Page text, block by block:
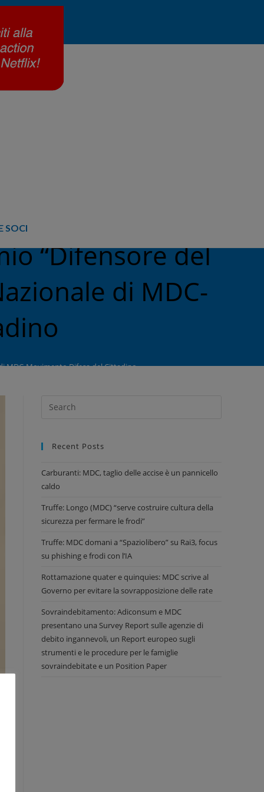
SOCI
“Difensore del
di MDC-
MDC-Movimento Difesa del Cittadino
Recent Posts
Carburanti: MDC, taglio delle accise è un pannicello
caldo
Truffe: Longo (MDC) “serve costruire cultura della
sicurezza per fermare le frodi”
Truffe: MDC domani a “Spaziolibero” su Rai3, focus
su phishing e frodi con l’IA
Rottamazione quater e quinquies: MDC scrive al
Governo per evitare la sovrapposizione delle rate
Sovraindebitamento: Adiconsum e MDC
presentano una Survey Report sulle agenzie di
debito ingannevoli, un Report europeo sugli
strumenti e le procedure per le famiglie
sovraindebitate e un Position Paper